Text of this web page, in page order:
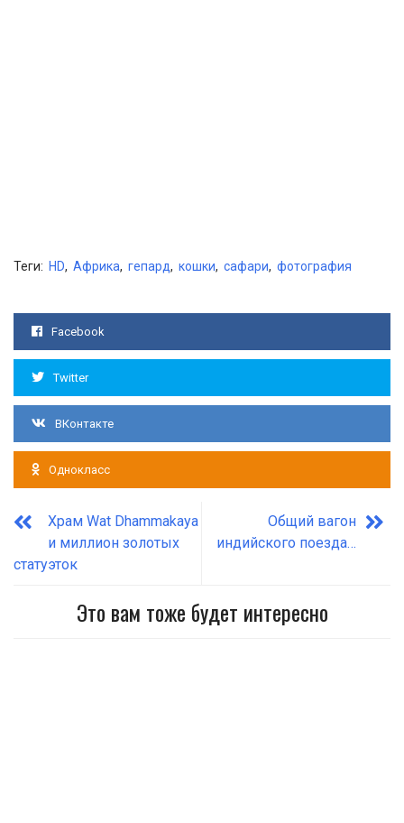
Теги: HD, Африка, гепард, кошки, сафари, фотография
Facebook
Twitter
ВКонтакте
Однокласс
Храм Wat Dhammakaya
и миллион золотых
статуэток
Общий вагон
индийского поезда…
Это вам тоже будет интересно